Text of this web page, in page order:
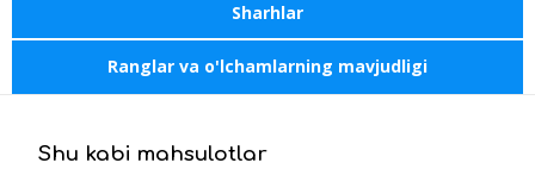
Sharhlar
Ranglar va o'lchamlarning mavjudligi
Shu kabi mahsulotlar